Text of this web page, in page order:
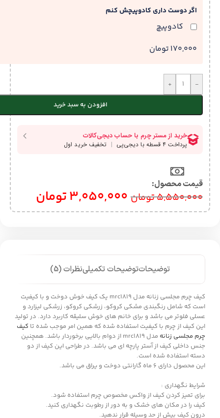
اگر دوست داری کادوپیچش کنم
کادوپیچ
170,000 تومان
-
+
افزودن به سبد خرید
قیمت محصول:​
5,550,000تومان 3,050,000تومان
توضیحاتتوضیحات تکمیلینظرات (5)
کیف چرم مجلسی زنانه مدل mrc1819 یک کیف خوش دوخت و با کیفیت
است که شامل رنگبندی مشکی کروکو، زرشکی کروکو، زرشکی لیزارد و
عسلی فلوتر می باشد و برای خانم های خوش سلیقه کاربرد دارد. در تولید
این کیف از چرم با کیفیت استفاده شده که همین امر موجب شده تا کیف
چرم مجلسی زنانه
مدل mrc1819 از دوام بالایی برخوردار باشد. همچنین
جنس داخلی کیف از آستر پارچه ای می باشد. در طراحی این کیف از دو
دسته استفاده شده است.
این محصول دارای 6 ماه گارانتی دوخت و یراق می باشد.
شرایط نگهداری :
برای تمیز کردن کیف از واکس مخصوص چرم استفاده شود.
کیف را در مکان های خشک و به دور از رطوبت نگهداری کنید.
درون کیف بیش از حد وسیله قرار ندهید.